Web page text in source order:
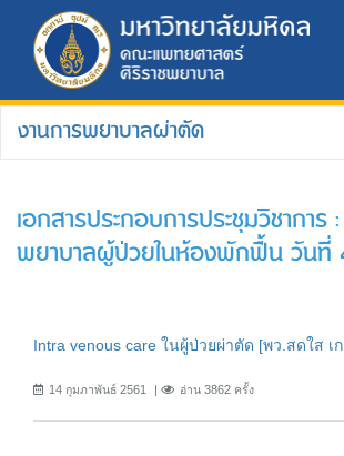
งานการพยาบาลผ่าตัด
เอกสารประกอบการประชุมวิชาการ
พยาบาลผู้ป่วยในห้องพักฟื้น วันที่
Intra venous care ในผู้ป่วยผ่าตัด [พว.สดใส เ
14 กุมภาพันธ์ 2561 อ่าน 3862 ครั้ง